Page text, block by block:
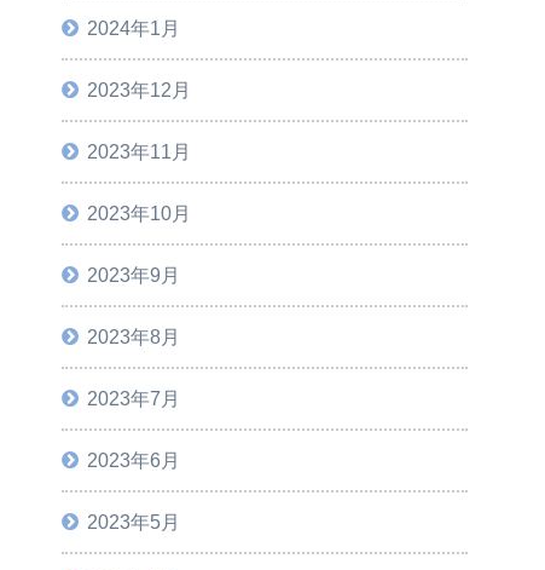
2024年1月
2023年12月
2023年11月
2023年10月
2023年9月
2023年8月
2023年7月
2023年6月
2023年5月